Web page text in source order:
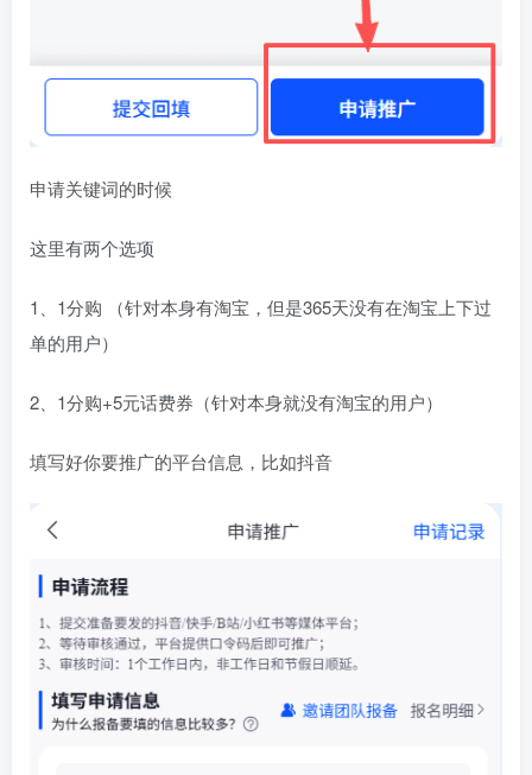
申请关键词的时候
这里有两个选项
1、1分购 （针对本身有淘宝，但是365天没有在淘宝上下过
单的用户）
2、1分购+5元话费券（针对本身就没有淘宝的用户）
填写好你要推广的平台信息，比如抖音